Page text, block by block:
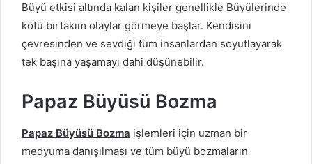
Büyü etkisi altında kalan kişiler genellikle Büyülerinde
kötü birtakım olaylar görmeye başlar. Kendisini
çevresinden ve sevdiği tüm insanlardan soyutlayarak
tek başına yaşamayı dahi düşünebilir.
Papaz Büyüsü Bozma
Papaz Büyüsü Bozma işlemleri için uzman bir
medyuma danışılması ve tüm büyü bozmaların